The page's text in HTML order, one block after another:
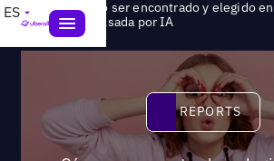
ES Reports>Cómo ser encontrado y elegido
impulsada por IA
Reports
REPORTS